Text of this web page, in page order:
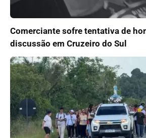
Comerciante sofre tentativa de
discussão em Cruzeiro do Sul